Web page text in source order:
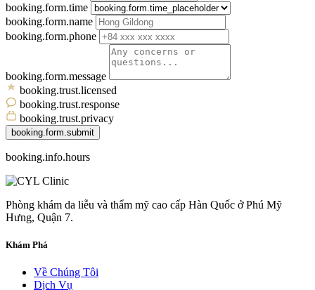
booking.form.time
booking.form.name
booking.form.phone
booking.form.message
booking.trust.licensed
booking.trust.response
booking.trust.privacy
booking.form.submit
booking.info.hours
Phòng khám da liễu và thẩm mỹ cao cấp Hàn Quốc ở Phú Mỹ
Hưng, Quận 7.
Khám Phá
Về Chúng Tôi
Dịch Vụ